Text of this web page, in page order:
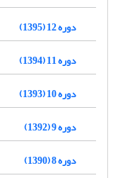
دوره 12 (1395)
دوره 11 (1394)
دوره 10 (1393)
دوره 9 (1392)
دوره 8 (1390)